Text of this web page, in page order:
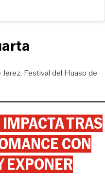
Festival del Huaso de
TRAS
CON
EXPONER